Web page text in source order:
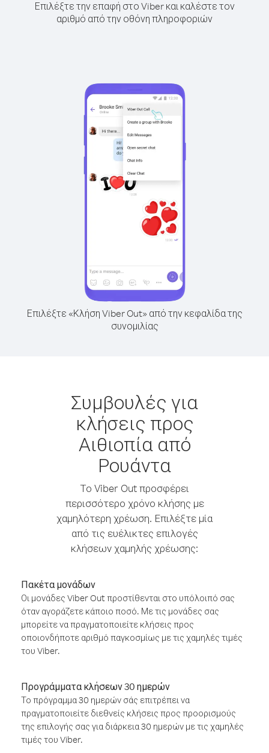
Επιλέξτε την επαφή στο Viber και καλέστε τον
αριθμό από την οθόνη πληροφοριών
Επιλέξτε «Κλήση Viber Out» από την κεφαλίδα της
συνομιλίας
Συμβουλές για
κλήσεις προς
Αιθιοπία από
Ρουάντα
Το Viber Out προσφέρει
περισσότερο χρόνο κλήσης με
χαμηλότερη χρέωση. Επιλέξτε μία
από τις ευέλικτες επιλογές
κλήσεων χαμηλής χρέωσης:
Πακέτα μονάδων
Οι μονάδες Viber Out προστίθενται στο υπόλοιπό σας
όταν αγοράζετε κάποιο ποσό. Με τις μονάδες σας
μπορείτε να πραγματοποιείτε κλήσεις προς
οποιονδήποτε αριθμό παγκοσμίως με τις χαμηλές τιμές
του Viber.
Προγράμματα κλήσεων 30 ημερών
Το πρόγραμμα 30 ημερών σάς επιτρέπει να
πραγματοποιείτε διεθνείς κλήσεις προς προορισμούς
της επιλογής σας για διάρκεια 30 ημερών με τις χαμηλές
τιμές του Viber.